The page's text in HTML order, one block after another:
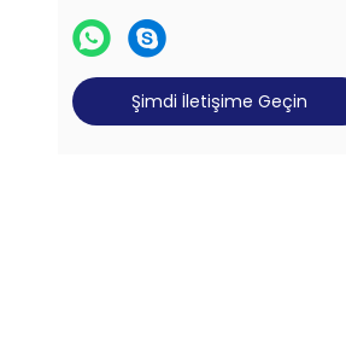
Şimdi İletişime Geçin